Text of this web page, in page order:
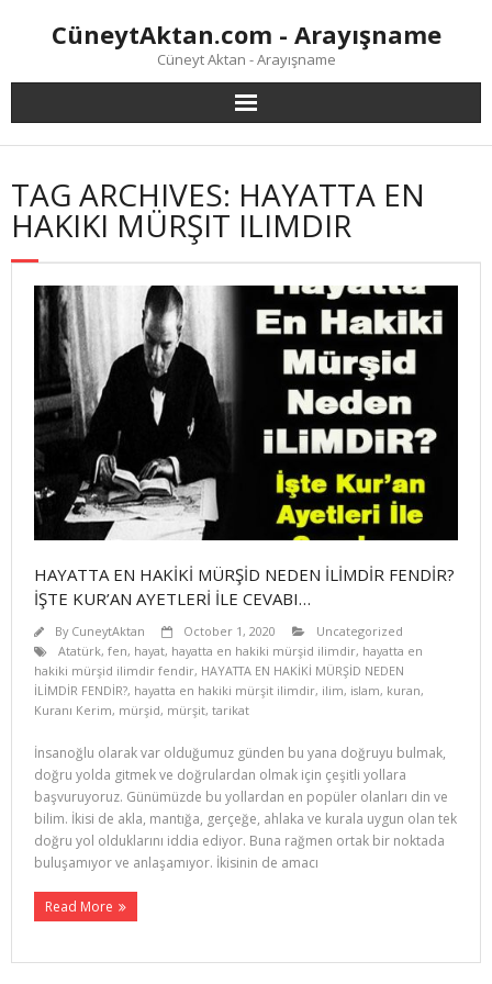
CüneytAktan.com - Arayışname
Cüneyt Aktan - Arayışname
TAG ARCHIVES: HAYATTA EN
HAKIKI MÜRŞIT ILIMDIR
HAYATTA EN HAKİKİ MÜRŞİD NEDEN İLİMDİR FENDİR?
İŞTE KUR’AN AYETLERİ İLE CEVABI…
By CuneytAktan October 1, 2020
Uncategorized
Atatürk, fen, hayat, hayatta en hakiki mürşid ilimdir, hayatta en
hakiki mürşid ilimdir fendir, HAYATTA EN HAKİKİ MÜRŞİD NEDEN
İLİMDİR FENDİR?, hayatta en hakiki mürşit ilimdir, ilim, islam, kuran,
Kuranı Kerim, mürşid, mürşit, tarikat
İnsanoğlu olarak var olduğumuz günden bu yana doğruyu bulmak,
doğru yolda gitmek ve doğrulardan olmak için çeşitli yollara
başvuruyoruz. Günümüzde bu yollardan en popüler olanları din ve
bilim. İkisi de akla, mantığa, gerçeğe, ahlaka ve kurala uygun olan tek
doğru yol olduklarını iddia ediyor. Buna rağmen ortak bir noktada
buluşamıyor ve anlaşamıyor. İkisinin de amacı
Read More